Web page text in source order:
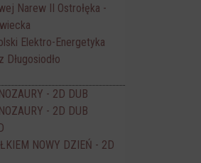
Narew II Ostrołęka -
Elektro-Energetyka
Długosiodło
- 2D DUB
- 2D DUB
NOWY DZIEŃ - 2D